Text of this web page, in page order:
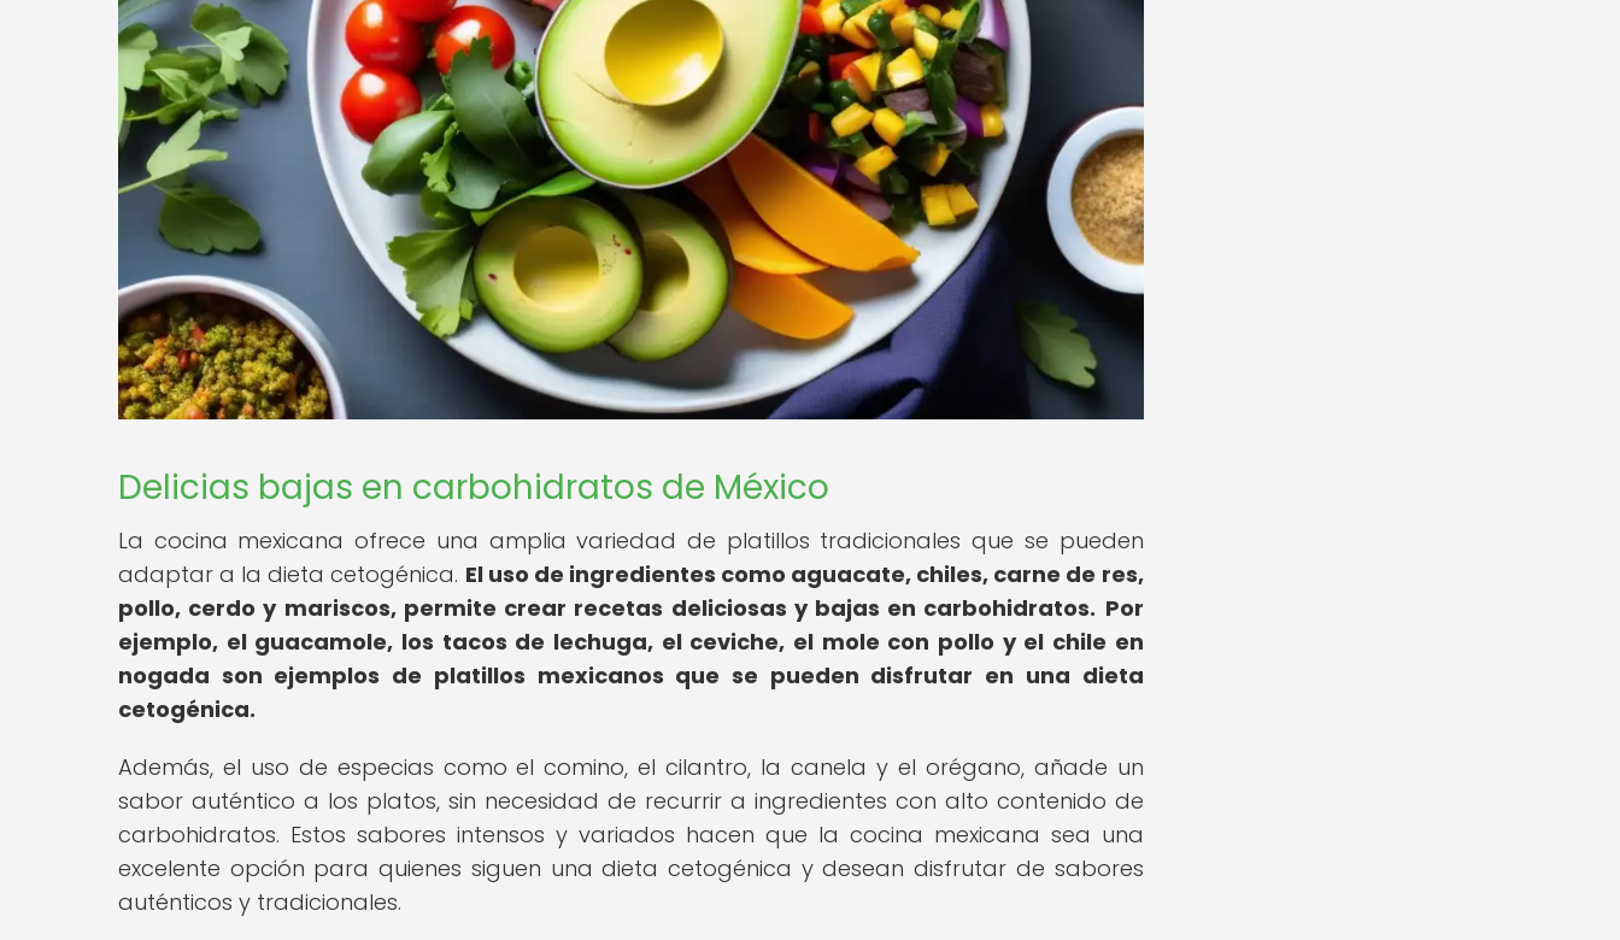
Delicias bajas en carbohidratos de México
La cocina mexicana ofrece una amplia variedad de platillos tradicionales que se pueden
adaptar a la dieta cetogénica. El uso de ingredientes como aguacate, chiles, carne de res,
pollo, cerdo y mariscos, permite crear recetas deliciosas y bajas en carbohidratos. Por
ejemplo, el guacamole, los tacos de lechuga, el ceviche, el mole con pollo y el chile en
nogada son ejemplos de platillos mexicanos que se pueden disfrutar en una dieta
cetogénica.
Además, el uso de especias como el comino, el cilantro, la canela y el orégano, añade un
sabor auténtico a los platos, sin necesidad de recurrir a ingredientes con alto contenido de
carbohidratos. Estos sabores intensos y variados hacen que la cocina mexicana sea una
excelente opción para quienes siguen una dieta cetogénica y desean disfrutar de sabores
auténticos y tradicionales.